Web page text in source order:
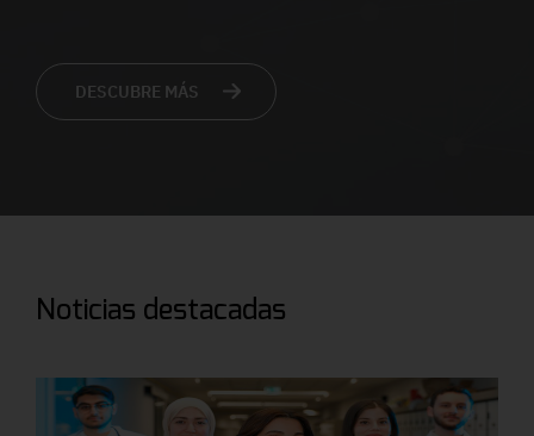
DESCUBRE MÁS
Noticias destacadas